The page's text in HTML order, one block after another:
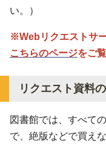
い。）
※Webリクエストサ
こちらのページをご
リクエスト資料
図書館では、すべて
で、絶版などで買え